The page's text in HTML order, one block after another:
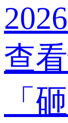
查
「